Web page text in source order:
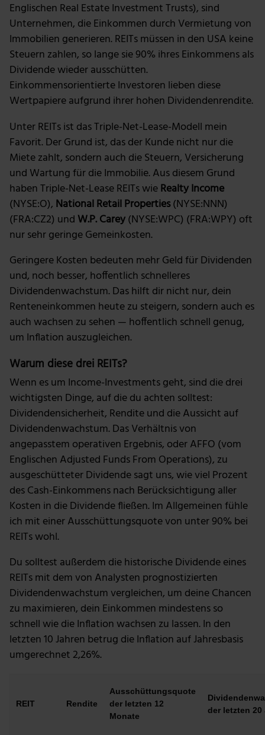
Englischen Real Estate Investment Trusts), sind
Unternehmen, die Einkommen durch Vermietung von
Immobilien generieren. REITs müssen in den USA keine
Steuern zahlen, so lange sie 90% ihres Einkommens als
Dividende wieder ausschütten.
Einkommensorientierte Investoren lieben diese
Wertpapiere aufgrund ihrer hohen Dividendenrendite.
Unter REITs ist das Triple-Net-Lease-Modell mein
Favorit. Der Grund ist, das der Kunde nicht nur die
Miete zahlt, sondern auch die Steuern, Versicherung
und Wartung für die Immobilie. Aus diesem Grund
haben Triple-Net-Lease REITs wieRealty Income
(NYSE:O), National Retail Properties(NYSE:NNN)
(FRA:CZ2) und W.P. Carey(NYSE:WPC) (FRA:WPY) oft
nur sehr geringe Gemeinkosten.
Geringere Kosten bedeuten mehr Geld für Dividenden
und, noch besser, hoffentlich schnelleres
Dividendenwachstum. Das hilft dir nicht nur, dein
Renteneinkommen heute zu steigern, sondern auch es
auch wachsen zu sehen — hoffentlich schnell genug,
um Inflation auszugleichen.
Warum diese drei REITs?
Wenn es um Income-Investments geht, sind die drei
wichtigsten Dinge, auf die du achten solltest:
Dividendensicherheit, Rendite und die Aussicht auf
Dividendenwachstum. Das Verhältnis von
angepasstem operativen Ergebnis, oder AFFO (vom
Englischen Adjusted Funds From Operations), zu
ausgeschütteter Dividende sagt uns, wie viel Prozent
des Cash-Einkommens nach Berücksichtigung aller
Kosten in die Dividende fließen. Im Allgemeinen fühle
ich mit einer Ausschüttungsquote von unter 90% bei
REITs wohl.
Du solltest außerdem die historische Dividende eines
REITs mit dem von Analysten prognostizierten
Dividendenwachstum vergleichen, um deine Chancen
zu maximieren, dein Einkommen mindestens so
schnell wie die Inflation wachsen zu lassen. In den
letzten 10 Jahren betrug die Inflation auf Jahresbasis
umgerechnet 2,26%.
REIT Rendite
Ausschüttungsquote
der letzten 12
Monate
der letzten 20